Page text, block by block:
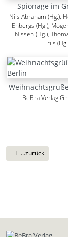
Spionage im
Nils Abraham (Hg.),
Enbergs (Hg.),
Nissen (Hg.),
Friis
BeBra Verlag
...zurück